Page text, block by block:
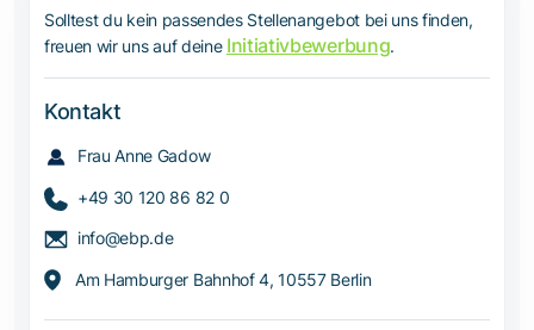
Solltest du kein passendes Stellenangebot bei uns finden,
freuen wir uns auf deine Initiativbewerbung.
Kontakt
Frau Anne Gadow
+49 30 120 86 82 0
info@ebp.de
Am Hamburger Bahnhof 4, 10557 Berlin